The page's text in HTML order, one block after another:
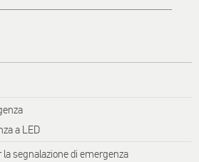
a LED
segnalazione di emergenza